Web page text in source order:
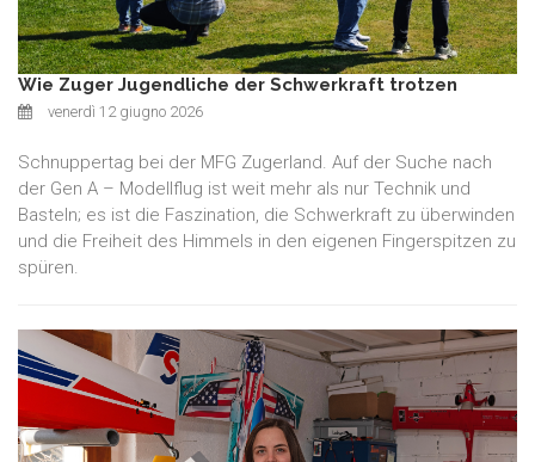
Wie Zuger Jugendliche der Schwerkraft trotzen
venerdì 12 giugno 2026
Schnuppertag bei der MFG Zugerland. Auf der Suche nach
der Gen A – Modellflug ist weit mehr als nur Technik und
Basteln; es ist die Faszination, die Schwerkraft zu überwinden
und die Freiheit des Himmels in den eigenen Fingerspitzen zu
spüren.